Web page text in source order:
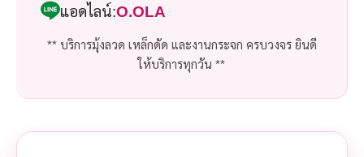
แอดไลน์:O.OLA
** บริการมุ้งลวด เหล็กดัด และงานกระจก ครบวงจร ยินดี
ให้บริการทุกวัน **